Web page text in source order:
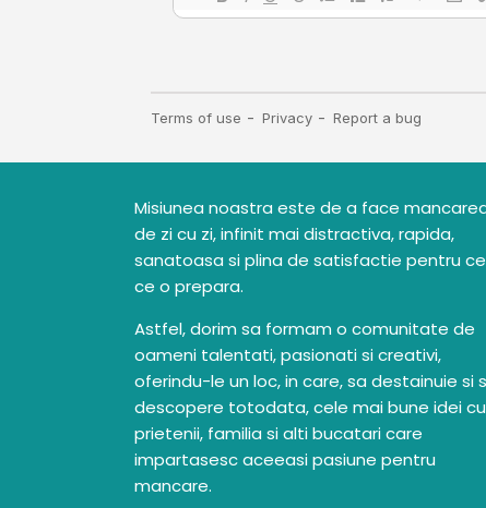
Misiunea noastra este de a face
de zi cu zi, infinit mai distractiva, rapida,
sanatoasa si plina de satisfactie pentru
ce o prepara.
Astfel, dorim sa formam o comunitate de
oameni talentati, pasionati si creativi,
oferindu-le un loc, in care, sa destainuie si
descopere totodata, cele mai bune idei cu
prietenii, familia si alti bucatari care
impartasesc aceeasi pasiune pentru
mancare.